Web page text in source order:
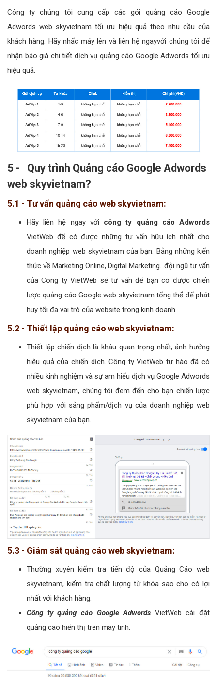
Công ty chúng tôi cung cấp các gói quảng cáo Google
Adwords web skyvietnam tối ưu hiệu quả theo nhu cầu của
khách hàng. Hãy nhấc máy lên và liên hệ ngayvới chúng tôi để
nhận báo giá chi tiết dịch vụ quảng cáo Google Adwords tối ưu
hiệu quả.
5 - Quy trình Quảng cáo Google Adwords
web skyvietnam?
5.1 - Tư vấn quảng cáo web skyvietnam:
Hãy liên hệ ngay với công ty quảng cáo Adwords
VietWeb để có được những tư vấn hữu ích nhất cho
doanh nghiệp web skyvietnam của bạn. Bằng những kiến
thức về Marketing Online, Digital Marketing...đội ngũ tư vấn
của Công ty VietWeb sẽ tư vấn để bạn có được chiến
lược quảng cáo Google web skyvietnam tổng thể để phát
huy tối đa vai trò của website trong kinh doanh.
5.2 - Thiết lập quảng cáo web skyvietnam:
Thiết lập chiến dịch là khâu quan trọng nhất, ảnh hưởng
hiệu quả của chiến dịch. Công ty VietWeb tự hào đã có
nhiều kinh nghiệm và sự am hiểu dịch vụ Google Adwords
web skyvietnam, chúng tôi đem đến cho bạn chiến lược
phù hợp với sảng phẩm/dịch vụ của doanh nghiệp web
skyvietnam của bạn.
5.3 - Giám sát quảng cáo web skyvietnam:
Thường xuyên kiểm tra tiến độ của Quảng Cáo web
skyvietnam, kiểm tra chất lượng từ khóa sao cho có lợi
nhất với khách hàng.
Công ty quảng cáo Google Adwords VietWeb cài đặt
quảng cáo hiển thị trên máy tính.